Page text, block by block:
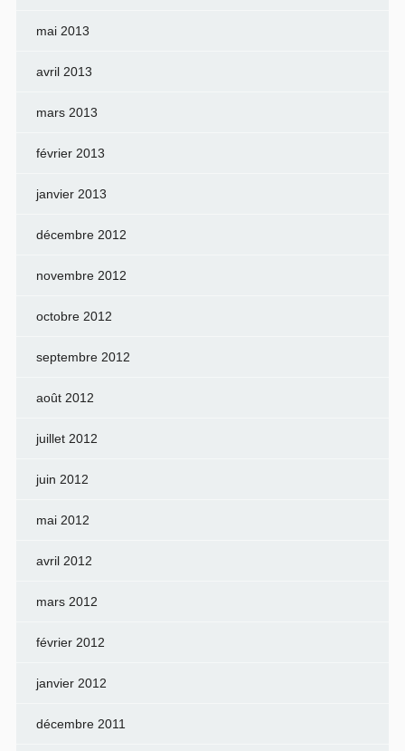
mai 2013
avril 2013
mars 2013
février 2013
janvier 2013
décembre 2012
novembre 2012
octobre 2012
septembre 2012
août 2012
juillet 2012
juin 2012
mai 2012
avril 2012
mars 2012
février 2012
janvier 2012
décembre 2011